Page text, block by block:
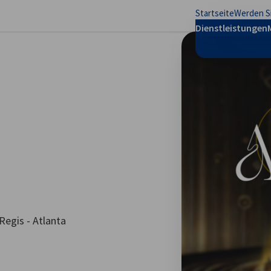
StartseiteWerden
Dienstleistungen
- Atlanta